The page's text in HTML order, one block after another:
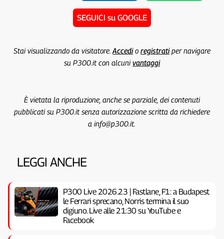
SEGUICI su GOOGLE
Stai visualizzando da visitatore. Accedio registratiper navigare
su P300.it con alcunivantaggi
È vietata la riproduzione, anche se parziale, dei contenuti
pubblicati su P300.it senza autorizzazione scritta da richiedere
a info@p300.it.
LEGGI ANCHE
P300 Live 2026.23 | Fastlane, F1: a Budapest
le Ferrari sprecano, Norris termina il suo
digiuno. Live alle 21:30 su YouTube e
Facebook